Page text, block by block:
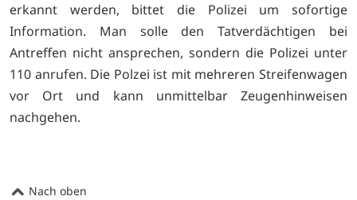
erkannt werden, bittet die Polizei um sofortige
Information. Man solle den Tatverdächtigen bei
Antreffen nicht ansprechen, sondern die Polizei unter
110 anrufen. Die Polzei ist mit mehreren Streifenwagen
vor Ort und kann unmittelbar Zeugenhinweisen
nachgehen.
Nach oben